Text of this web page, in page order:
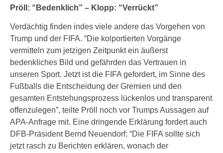
Pröll: “Bedenklich” – Klopp: “Verrückt”
Verdächtig finden indes viele andere das Vorgehen von
Trump und der FIFA. “Die kolportierten Vorgänge
vermitteln zum jetzigen Zeitpunkt ein äußerst
bedenkliches Bild und gefährden das Vertrauen in
unseren Sport. Jetzt ist die FIFA gefordert, im Sinne des
Fußballs die Entscheidung der Gremien und den
gesamten Entstehungsprozess lückenlos und transparent
offenzulegen”, teilte Pröll noch vor Trumps Aussagen auf
APA-Anfrage mit. Eine dringende Erklärung fordert auch
DFB-Präsident Bernd Neuendorf: “Die FIFA sollte sich
jetzt rasch zu Berichten erklären, wonach der